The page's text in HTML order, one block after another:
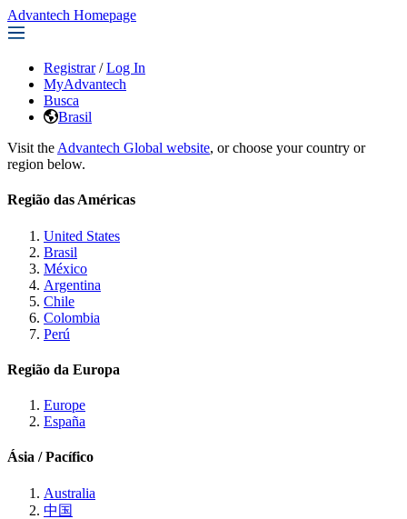
Advantech Homepage
Registrar / Log In
MyAdvantech
Busca
Brasil
Visit the Advantech Global website, or choose your country or
region below.
Região das Américas
United States
Brasil
México
Argentina
Chile
Colombia
Perú
Região da Europa
Europe
España
Ásia / Pacífico
Australia
中国